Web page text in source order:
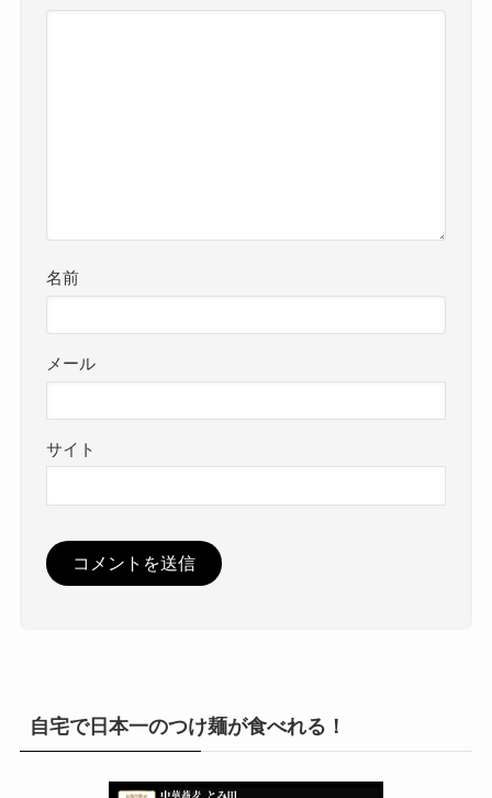
名前
メール
サイト
自宅で日本一のつけ麺が食べれる！